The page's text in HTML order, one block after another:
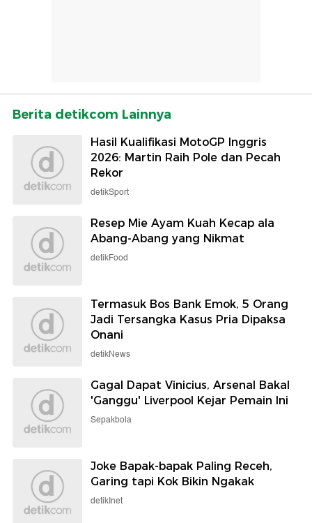
Berita detikcom Lainnya
Hasil Kualifikasi MotoGP Inggris
2026: Martin Raih Pole dan Pecah
Rekor
detikSport
Resep Mie Ayam Kuah Kecap ala
Abang-Abang yang Nikmat
detikFood
Termasuk Bos Bank Emok, 5 Orang
Jadi Tersangka Kasus Pria Dipaksa
Onani
detikNews
Gagal Dapat Vinicius, Arsenal Bakal
'Ganggu' Liverpool Kejar Pemain Ini
Sepakbola
Joke Bapak-bapak Paling Receh,
Garing tapi Kok Bikin Ngakak
detikInet